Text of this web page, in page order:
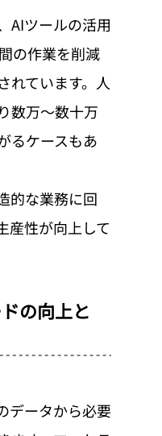
AIツールの活用
の作業を削減
れています。人
数万〜数十万
るケースもあ
的な業務に回
産性が向上して
の向上と
データから必要